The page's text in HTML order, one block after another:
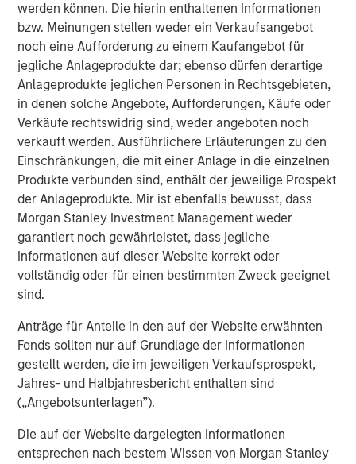
werden können. Die hierin enthaltenen Informationen
bzw. Meinungen stellen weder ein Verkaufsangebot
noch eine Aufforderung zu einem Kaufangebot für
jegliche Anlageprodukte dar; ebenso dürfen derartige
Anlageprodukte jeglichen Personen in Rechtsgebieten,
in denen solche Angebote, Aufforderungen, Käufe oder
Verkäufe rechtswidrig sind, weder angeboten noch
verkauft werden. Ausführlichere Erläuterungen zu den
Einschränkungen, die mit einer Anlage in die einzelnen
Produkte verbunden sind, enthält der jeweilige Prospekt
der Anlageprodukte. Mir ist ebenfalls bewusst, dass
Morgan Stanley Investment Management weder
garantiert noch gewährleistet, dass jegliche
Informationen auf dieser Website korrekt oder
vollständig oder für einen bestimmten Zweck geeignet
sind.
Anträge für Anteile in den auf der Website erwähnten
Fonds sollten nur auf Grundlage der Informationen
gestellt werden, die im jeweiligen Verkaufsprospekt,
Jahres- und Halbjahresbericht enthalten sind
(„Angebotsunterlagen”).
Die auf der Website dargelegten Informationen
entsprechen nach bestem Wissen von Morgan Stanley
About Tianhe Chemicals Group
A leading specialty chemicals producer in China, Tianhe
is the largest lubricant oil additive producer in China and
a leading high-end specialty fluorochemical producer
globally. Established in 1992 in Jinzhou, Liaoning
Province, Tianhe employs more than 1,200 people with
three manufacturing bases. For more information, please
visit the Company’s website at
http://www.tianhechem.com.
About Morgan Stanley Private Equity Asia
Morgan Stanley Private Equity Asia is one of the leading
private equity investors in Asia Pacific, having invested in
approximately US$2.4 billion in Asia, primarily in highly
structured minority investments and control buyouts in
profitable, growth-oriented companies. MSPE Asia has
offices located in Hong Kong, Shanghai, Mumbai, Seoul,
Tokyo and New York. For further information about
Morgan Stanley Private Equity Asia, please
www.morganstanley.com/im/privateequityasia